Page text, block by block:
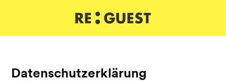
Datenschutzerklärung